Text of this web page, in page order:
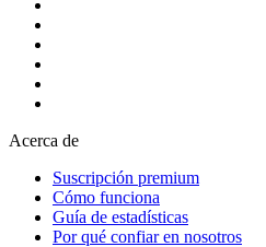
Acerca de
Suscripción premium
Cómo funciona
Guía de estadísticas
Por qué confiar en nosotros